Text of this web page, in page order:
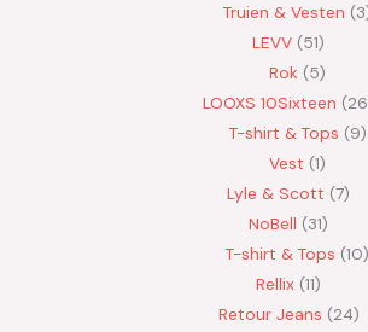
Truien & Vesten
3
LEVV 51
Rok 5
LOOXS 10Sixteen
26
T-shirt & Tops 9
Vest 1
Lyle & Scott 7
NoBell
31
T-shirt & Tops 10
Rellix 11
Retour Jeans 24